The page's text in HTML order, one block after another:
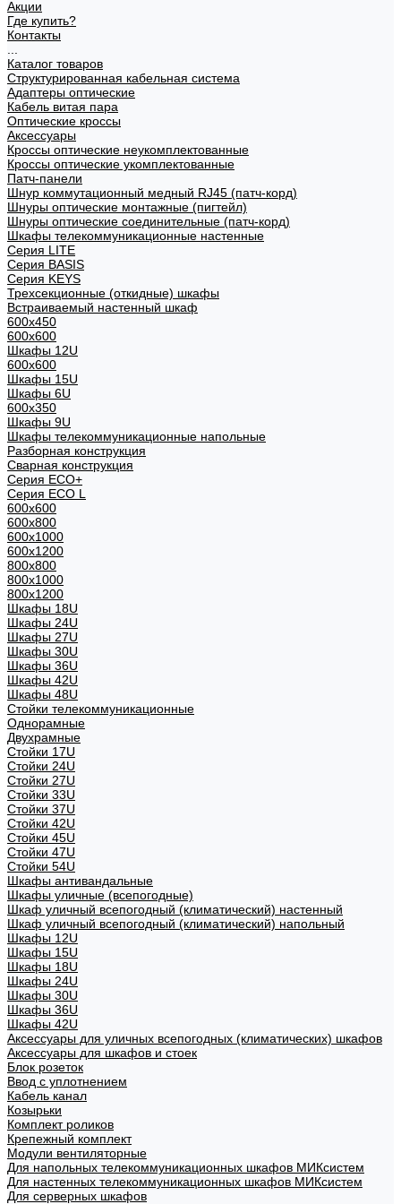
Акции
Где купить?
Контакты
Каталог товаров
Структурированная кабельная система
Адаптеры оптические
Кабель витая пара
Оптические кроссы
Аксессуары
Кроссы оптические неукомплектованные
Кроссы оптические укомплектованные
Патч-панели
Шнур коммутационный медный RJ45 (патч-корд)
Шнуры оптические монтажные (пигтейл)
Шнуры оптические соединительные (патч-корд)
Шкафы телекоммуникационные настенные
Cерия LITE
Cерия BASIS
Cерия KEYS
Трехсекционные (откидные) шкафы
Встраиваемый настенный шкаф
600x450
600x600
Шкафы 12U
600x600
Шкафы 15U
Шкафы 6U
600x350
Шкафы 9U
Шкафы телекоммуникационные напольные
Разборная конструкция
Сварная конструкция
Серия ECO+
Серия ECO L
600x600
600x800
600х1000
600х1200
800x800
800х1000
800х1200
Шкафы 18U
Шкафы 24U
Шкафы 27U
Шкафы 30U
Шкафы 36U
Шкафы 42U
Шкафы 48U
Стойки телекоммуникационные
Однорамные
Двухрамные
Стойки 17U
Стойки 24U
Стойки 27U
Стойки 33U
Стойки 37U
Стойки 42U
Стойки 45U
Стойки 47U
Стойки 54U
Шкафы антивандальные
Шкафы уличные (всепогодные)
Шкаф уличный всепогодный (климатический) настенный
Шкаф уличный всепогодный (климатический) напольный
Шкафы 12U
Шкафы 15U
Шкафы 18U
Шкафы 24U
Шкафы 30U
Шкафы 36U
Шкафы 42U
Аксессуары для уличных всепогодных (климатических) шкафов
Аксессуары для шкафов и стоек
Блок розеток
Ввод с уплотнением
Кабель канал
Козырьки
Комплект роликов
Крепежный комплект
Модули вентиляторные
Для напольных телекоммуникационных шкафов МИКсистем
Для настенных телекоммуникационных шкафов МИКсистем
Для серверных шкафов